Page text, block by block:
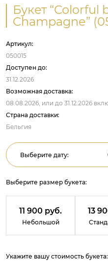
Букет
Champagne”
Артикул:
050015
Доступен до:
31.12.2026
Возможная доставка:
08.08.2026, или до 31.12.2026
Страна доставки:
Бельгия
Выберите дату:
Выберите размер букета:
11 900 руб.
Небольшой
13
Укажите вашу стоимость букета: